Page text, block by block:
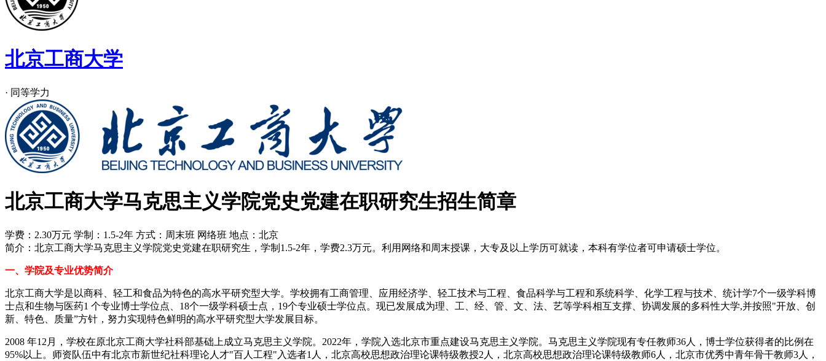
北京工商大学
· 同等学力
北京工商大学马克思主义学院党史党建在职研究生招生简章
学费：2.30万元 学制：1.5-2年 方式：周末班 网络班 地点：北京
简介：北京工商大学马克思主义学院党史党建在职研究生，学制1.5-2年，学费2.3万元。利用网络和周末授课，大专及以上学历可就读，本科有学位者可申请硕士学位。
一、学院及专业优势简介
北京工商大学是以商科、轻工和食品为特色的高水平研究型大学。学校拥有工商管理、应用经济学、轻工技术与工程、食品科学与工程和系统科学、化学工程与技术、统计学7个一级学科博
士点和生物与医药1 个专业博士学位点、18个一级学科硕士点，19个专业硕士学位点。现已发展成为理、工、经、管、文、法、艺等学科相互支撑、协调发展的多科性大学,并按照"开放、创
新、特色、质量”方针，努力实现特色鲜明的高水平研究型大学发展目标。
2008 年12月，学校在原北京工商大学社科部基础上成立马克思主义学院。2022年，学院入选北京市重点建设马克思主义学院。马克思主义学院现有专任教师36人，博士学位获得者的比例在
95%以上。师资队伍中有北京市新世纪社科理论人才"百人工程"入选者1人，北京高校思想政治理论课特级教授2人，北京高校思想政治理论课特级教师6人，北京市优秀中青年骨干教师3人，